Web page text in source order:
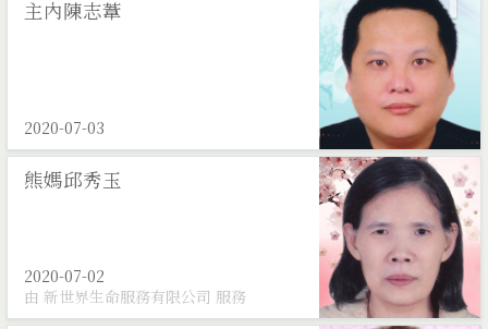
主內陳志葦
2020-07-03
熊媽邱秀玉
2020-07-02
由 新世界生命服務有限公司 服務